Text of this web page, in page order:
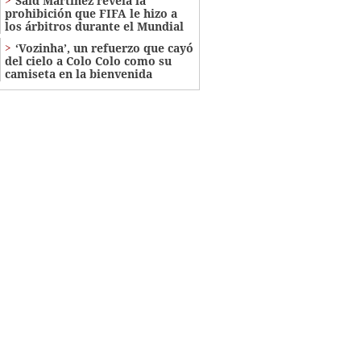
prohibición que FIFA le hizo a
los árbitros durante el Mundial
‘Vozinha’, un refuerzo que cayó
del cielo a Colo Colo como su
camiseta en la bienvenida